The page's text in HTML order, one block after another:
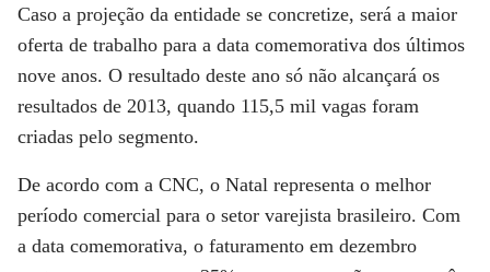
Caso a projeção da entidade se concretize, será a maior
oferta de trabalho para a data comemorativa dos últimos
nove anos. O resultado deste ano só não alcançará os
resultados de 2013, quando 115,5 mil vagas foram
criadas pelo segmento.
De acordo com a CNC, o Natal representa o melhor
período comercial para o setor varejista brasileiro. Com
a data comemorativa, o faturamento em dezembro